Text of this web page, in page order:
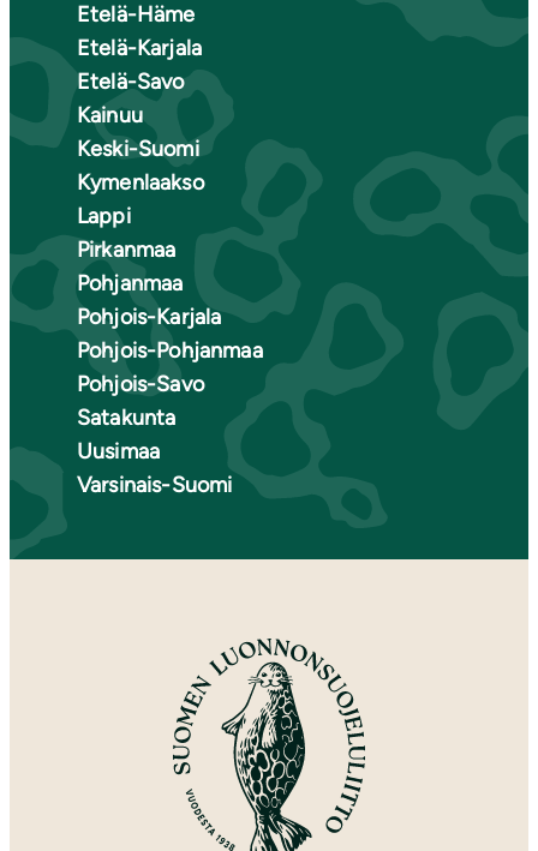
Etelä-Häme
Etelä-Karjala
Etelä-Savo
Kainuu
Keski-Suomi
Kymenlaakso
Lappi
Pirkanmaa
Pohjanmaa
Pohjois-Karjala
Pohjois-Pohjanmaa
Pohjois-Savo
Satakunta
Uusimaa
Varsinais-Suomi